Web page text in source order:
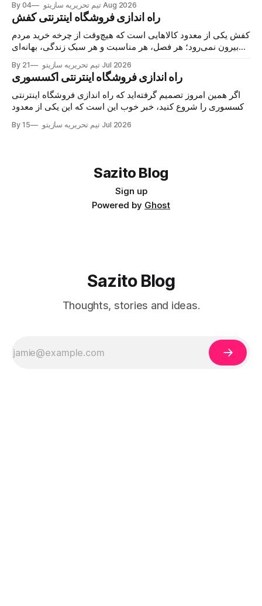
کالا را می‌خرد، هزینه را در چند قسط پرداخت می‌کند و شما همان
لحظه پول
By تیم تحریریه سازیتو 04 Aug 2026
راه اندازی فروشگاه اینترنتی کفش
کفش یکی از معدود کالاهایی است که هیچ‌وقت از چرخه خرید مردم
بیرون نمی‌رود؛ هر فصل، هر مناسبت و هر سبک زندگی، بهانه‌ای
تازه می‌خواهید وارد این بازار شوید، خبر خوب این است
By تیم تحریریه سازیتو 21 Jul 2026
راه اندازی فروشگاه اینترنتی اکسسوری
اگر همین امروز تصمیم گرفته‌اید که راه اندازی فروشگاه اینترنتی
اکسسوری را شروع کنید، خبر خوب این است که این یکی از معدود
درآمدش واقعاً باز است. اکسسوری جزو آن دسته محصولاتی‌ست
By تیم تحریریه سازیتو 15 Jul 2026
Sazito Blog
Sign up
Powered by Ghost
Sazito Blog
Thoughts, stories and ideas.